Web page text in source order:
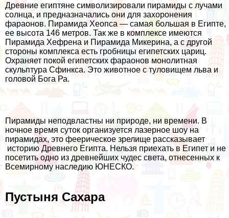
Древние египтяне символизировали пирамиды с лучами
солнца, и предназначались они для захоронения
фараонов. Пирамида Хеопса — самая большая в Египте,
ее высота 146 метров. Так же в комплексе имеются
Пирамида Хефрена и Пирамида Микерина, а с другой
стороны комплекса есть гробницы египетских цариц.
Охраняет покой египетских фараонов монолитная
скульптура Сфинкса. Это животное с туловищем льва и
головой Бога Ра.
Пирамиды неподвластны ни природе, ни времени. В
ночное время суток организуется лазерное шоу на
пирамидах, это феерическое зрелище рассказывает
историю Древнего Египта. Нельзя приехать в Египет и не
посетить одно из древнейших чудес света, отнесенных к
Всемирному наследию ЮНЕСКО.
Пустыня Сахара